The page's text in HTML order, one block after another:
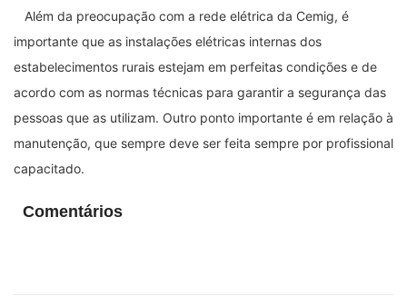
Além da preocupação com a rede elétrica da Cemig, é
importante que as instalações elétricas internas dos
estabelecimentos rurais estejam em perfeitas condições e de
acordo com as normas técnicas para garantir a segurança das
pessoas que as utilizam. Outro ponto importante é em relação à
manutenção, que sempre deve ser feita sempre por profissional
capacitado.
Comentários